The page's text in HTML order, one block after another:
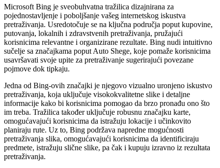
Microsoft Bing je sveobuhvatna tražilica dizajnirana za
pojednostavljenje i poboljšanje vašeg internetskog iskustva
pretraživanja. Usredotočuje se na ključna područja poput kupovine,
putovanja, lokalnih i zdravstvenih pretraživanja, pružajući
korisnicima relevantne i organizirane rezultate. Bing nudi intuitivno
sučelje sa značajkama poput Auto Shege, koje pomaže korisnicima
usavršavati svoje upite za pretraživanje sugerirajući povezane
pojmove dok tipkaju.
Jedna od Bing-ovih značajki je njegovo vizualno uronjeno iskustvo
pretraživanja, koja uključuje visokokvalitetne slike i detaljne
informacije kako bi korisnicima pomogao da brzo pronađu ono što
im treba. Tražilica također uključuje robusnu značajku karte,
omogućavajući korisnicima da istražuju lokacije i učinkovito
planiraju rute. Uz to, Bing podržava napredne mogućnosti
pretraživanja slika, omogućavajući korisnicima da identificiraju
predmete, istražuju slične slike, pa čak i kupuju izravno iz rezultata
pretraživanja.